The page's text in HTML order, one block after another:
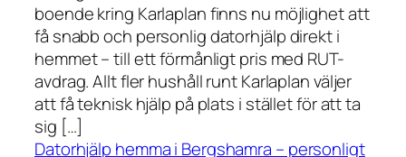
boende kring Karlaplan finns nu möjlighet att
få snabb och personlig datorhjälp direkt i
hemmet – till ett förmånligt pris med RUT-
avdrag. Allt fler hushåll runt Karlaplan väljer
att få teknisk hjälp på plats i stället för att ta
sig […]
Datorhjälp hemma i Bergshamra – personligt